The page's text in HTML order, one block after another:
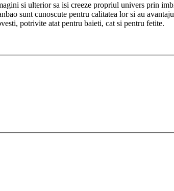
si ulterior sa isi creeze propriul univers prin
sunt cunoscute pentru calitatea lor si au
potrivite atat pentru baieti, cat si pentru fetite.